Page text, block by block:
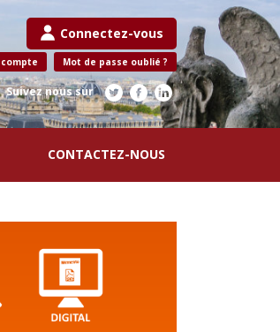
Connectez-vous
Mot de passe oublié ?
Suivez nous sur
CONTACTEZ-NOUS